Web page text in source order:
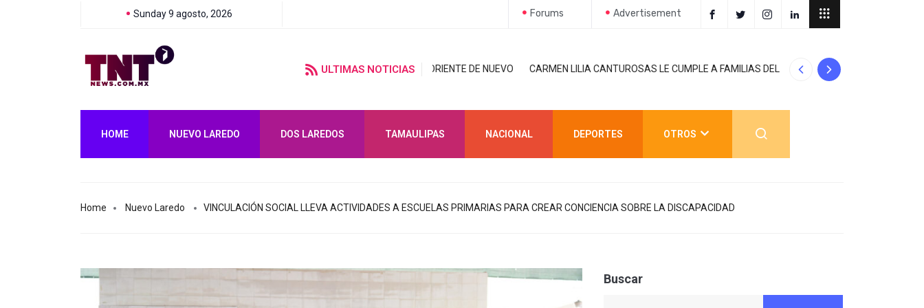
Sunday 9 agosto, 2026 Forums Advertisement
ULTIMAS NOTICIAS
CARMEN LILIA CANTUROSAS TRANSFORMA IMPORTANTE VIALIDAD AL ORIENTE DE NUEVO CARMEN LILIA CANTUROSAS LE CUMPLE A FAMILIAS DEL PONIENTE: ABREN
HOME NUEVO LAREDO DOS LAREDOS TAMAULIPAS NACIONAL DEPORTES OTROS
Home Nuevo Laredo VINCULACIÓN SOCIAL LLEVA ACTIVIDADES A ESCUELAS PRIMARIAS PARA CREAR CONCIENCIA SOBRE LA DISCAPACIDAD
Buscar